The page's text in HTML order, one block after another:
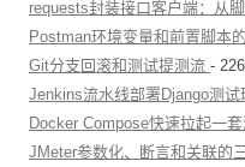
requests封装接口客户端：从
Postman环境变量和前置脚本
Git分支回滚和测试提测流 -
Jenkins流水线部署Django测试
Docker Compose快速拉起一
JMeter参数化、断言和关联的